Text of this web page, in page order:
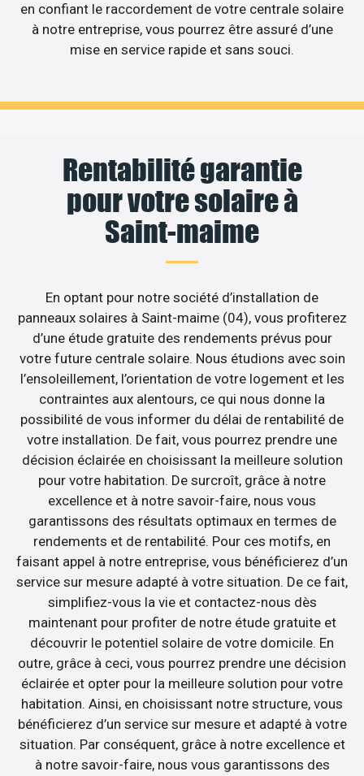
en confiant le raccordement de votre centrale solaire
à notre entreprise, vous pourrez être assuré d’une
mise en service rapide et sans souci.
Rentabilité garantie
pour votre solaire à
Saint-maime
En optant pour notre société d’installation de
panneaux solaires à Saint-maime (04), vous profiterez
d’une étude gratuite des rendements prévus pour
votre future centrale solaire. Nous étudions avec soin
l’ensoleillement, l’orientation de votre logement et les
contraintes aux alentours, ce qui nous donne la
possibilité de vous informer du délai de rentabilité de
votre installation. De fait, vous pourrez prendre une
décision éclairée en choisissant la meilleure solution
pour votre habitation. De surcroît, grâce à notre
excellence et à notre savoir-faire, nous vous
garantissons des résultats optimaux en termes de
rendements et de rentabilité. Pour ces motifs, en
faisant appel à notre entreprise, vous bénéficierez d’un
service sur mesure adapté à votre situation. De ce fait,
simplifiez-vous la vie et contactez-nous dès
maintenant pour profiter de notre étude gratuite et
découvrir le potentiel solaire de votre domicile. En
outre, grâce à ceci, vous pourrez prendre une décision
éclairée et opter pour la meilleure solution pour votre
habitation. Ainsi, en choisissant notre structure, vous
bénéficierez d’un service sur mesure et adapté à votre
situation. Par conséquent, grâce à notre excellence et
à notre savoir-faire, nous vous garantissons des